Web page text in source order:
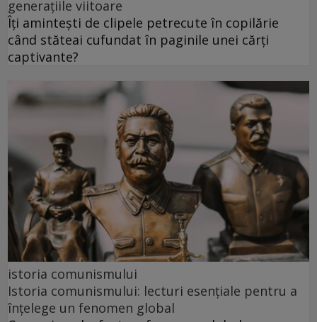
generațiile viitoare
Îți amintești de clipele petrecute în copilărie
când stăteai cufundat în paginile unei cărți
captivante?
istoria comunismului
Istoria comunismului: lecturi esențiale pentru a
înțelege un fenomen global